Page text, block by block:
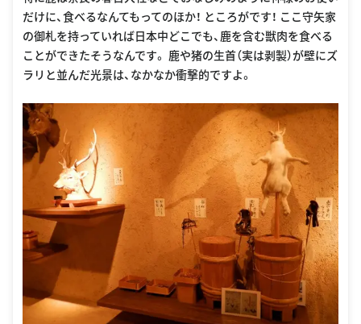
だけに、食べるなんてもってのほか！ ところがです！ ここ守矢家
の御札を持っていれば日本中どこでも、鹿を含む獣肉を食べる
ことができたそうなんです。 鹿や猪の生首（実は剥製）が壁にズ
ラリと並んだ光景は、なかなか衝撃的ですよ。